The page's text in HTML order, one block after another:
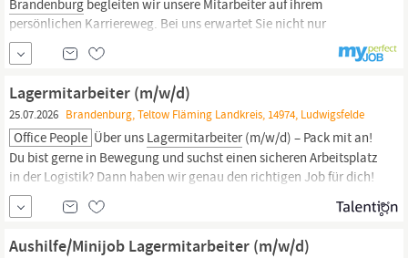
Brandenburg begleiten wir unsere Mitarbeiter auf ihrem
persönlichen Karriereweg. Bei uns erwartet Sie nicht nur
irgendein Job, sondern eine spannende Herausforderung im
außergewöhnlichen Umfeld unserer Kundenunternehmen. Für
unsere Kunden suchen wir mehrere
der
Lagermitarbeiter (m/w/d)
25.07.2026 Brandenburg, Teltow Fläming Landkreis, 14974, Ludwigsfelde
Office People Über uns Lagermitarbeiter(m/w/d) – Pack mit an!
Du bist gerne in Bewegung und suchst einen sicheren Arbeitsplatz
in der Logistik? Dann haben wir genau den richtigen Job für dich!
Für unseren Kunden suchen wir motivierte
(m/w/d), die das Team tatkräftig unterstützen. Was solltest du
mitbringen?
Aushilfe/Minijob Lagermitarbeiter (m/w/d)